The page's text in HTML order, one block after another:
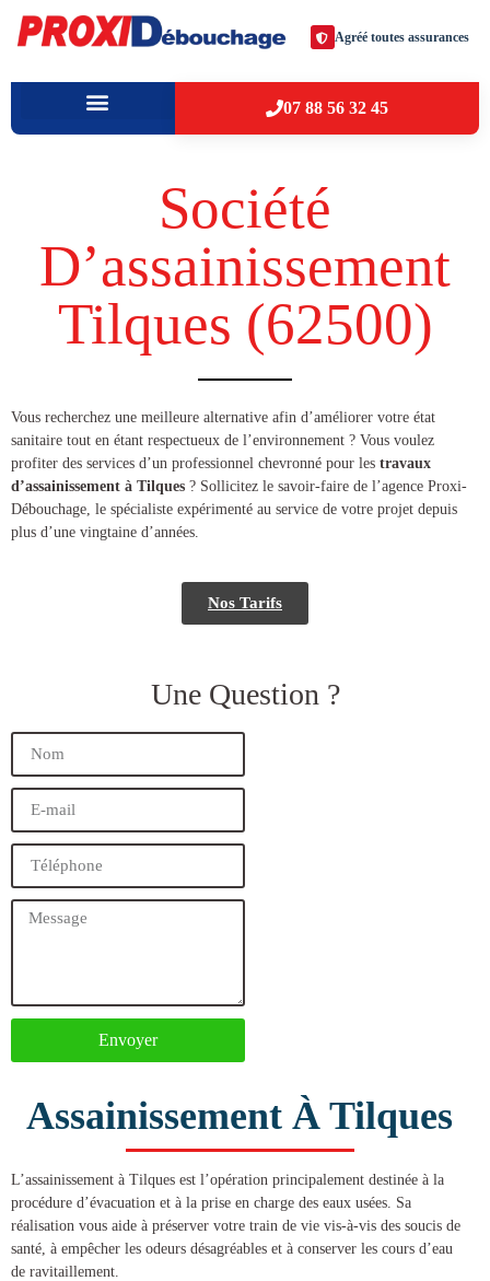
Agréé toutes assurances
07 88 56 32 45
Société
D’assainissement
Tilques (62500​)
​​Vous recherchez une meilleure alternative afin d’améliorer votre état
sanitaire tout en étant respectueux de l’environnement ? Vous voulez
profiter des services d’un professionnel chevronné pour les travaux
d’assainissement à Tilques ? Sollicitez le savoir-faire de l’agence Proxi-
Débouchage, le spécialiste expérimenté au service de votre projet depuis
plus d’une vingtaine d’années.
Nos Tarifs
Une Question ?
Envoyer
Assainissement À Tilques
L’assainissement à Tilques est l’opération principalement destinée à la
procédure d’évacuation et à la prise en charge des eaux usées. Sa
réalisation vous aide à préserver votre train de vie vis-à-vis des soucis de
santé, à empêcher les odeurs désagréables et à conserver les cours d’eau
de ravitaillement.